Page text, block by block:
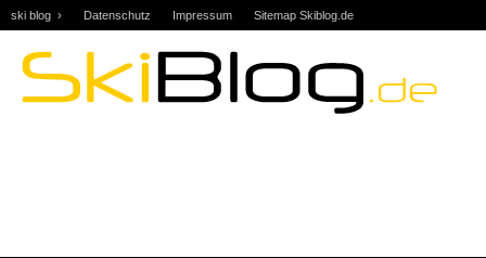
ski blog › Datenschutz Impressum Sitemap Skiblog.de